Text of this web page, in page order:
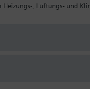
, Lüftungs- und